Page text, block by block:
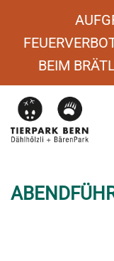
BEIM
›
Vivarium